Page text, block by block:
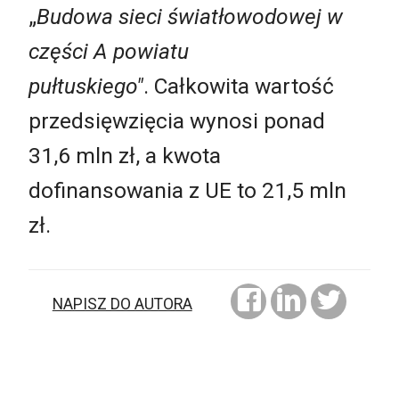
„Budowa sieci światłowodowej w
części A powiatu
pułtuskiego". Całkowita wartość
przedsięwzięcia wynosi ponad
31,6 mln zł, a kwota
dofinansowania z UE to 21,5 mln
zł.
NAPISZ DO AUTORA